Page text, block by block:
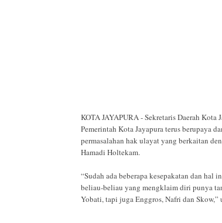
KOTA JAYAPURA - Sekretaris Daerah Kota
Pemerintah Kota Jayapura terus berupaya
permasalahan hak ulayat yang berkaitan
Hamadi Holtekam.
“Sudah ada beberapa kesepakatan dan hal
beliau-beliau yang mengklaim diri punya
Yobati, tapi juga Enggros, Nafri dan Skow,”